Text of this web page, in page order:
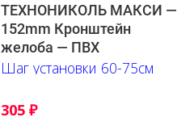
ТЕХНОНИКОЛЬ МАКСИ —
152mm Кронштейн
желоба — ПВХ
Шаг установки 60-75см
305 ₽